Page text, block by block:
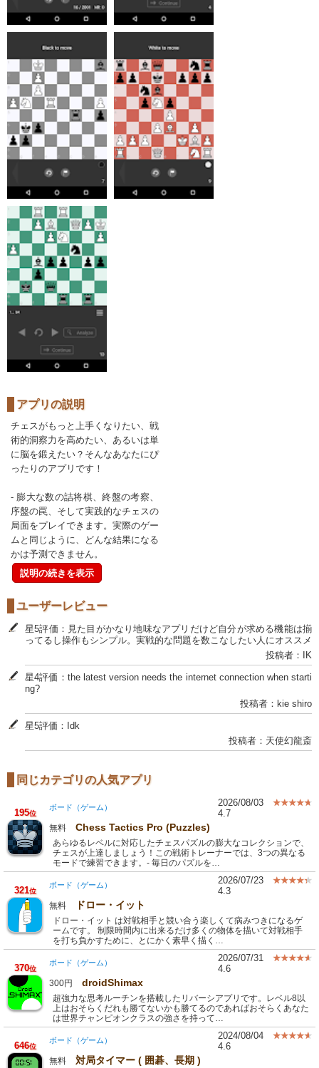
アプリの説明
チェスがもっと上手くなりたい、戦
術的洞察力を高めたい、あるいは単
に脳を鍛えたい？そんなあなたにぴ
ったりのアプリです！
- 膨大な数の詰将棋、終盤の考察、
序盤の罠、そして実践的なチェスの
局面をプレイできます。実際のゲー
ムと同じように、どんな結果になる
かは予測できません。
説明の続きを表示
ユーザーレビュー
星5評価：見た目がかなり地味なアプリだけど自分が求める機能は揃
ってるし操作もシンプル。実戦的な問題を数こなしたい人にオススメ
投稿者：IK
星4評価：the latest version needs the internet connection when starti
ng?
投稿者：kie shiro
星5評価：Idk
投稿者：天使幻龍斎
同じカテゴリの人気アプリ
195位
ボード（ゲーム）
2026/08/03
4.7
無料 Chess Tactics Pro (Puzzles)
あらゆるレベルに対応したチェスパズルの膨大なコレクションで、
チェスが上達しましょう！この戦術トレーナーでは、3つの異なる
モードで練習できます。- 毎日のパズルを…
321位
ボード（ゲーム）
2026/07/23
4.3
無料 ドロー・イット
ドロー・イット は対戦相手と競い合う楽しくて病みつきになるゲ
ームです。 制限時間内に出来るだけ多くの物体を描いて対戦相手
を打ち負かすために、とにかく素早く描く…
370位
ボード（ゲーム）
2026/07/31
4.6
300円 droidShimax
超強力な思考ルーチンを搭載したリバーシアプリです。レベル8以
上はおそらくだれも勝てないかも勝てるのであればおそらくあなた
は世界チャンピオンクラスの強さを持って…
646位
ボード（ゲーム）
2024/08/04
4.6
無料 対局タイマー ( 囲碁、長期 )